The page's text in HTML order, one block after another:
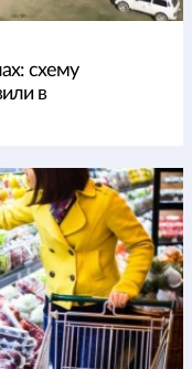
схему
в